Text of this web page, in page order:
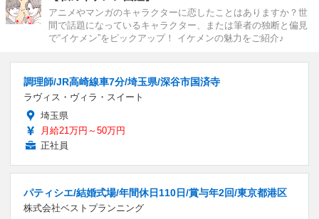
アニメやマンガのキャラクターに恋したことはありますか？世
間で話題になっているキャラクター、または筆者の独断と偏見
で“イケメン”をピックアップ！ イケメンの魅力をご紹介♪
調理師/JR高崎線車7分/埼玉県/深谷市国済寺
ラヴィス・ヴィラ・スイート
埼玉県
月給21万円～50万円
正社員
パティシエ/結婚式場/年間休日110日/賞与年2回/東京都港区
株式会社ベストプランニング